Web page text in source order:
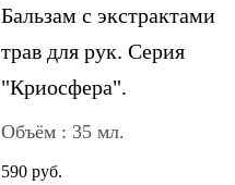
Бальзам с экстрактами
трав для рук. Серия
"Криосфера".
Объём : 35 мл.
590 руб.